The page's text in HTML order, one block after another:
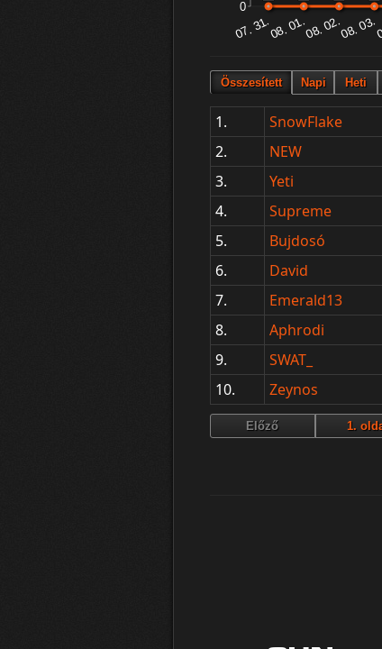
1. SnowFlake
2.
NEW
3.
Yeti
4.
Supreme
5.
Bujdosó
6.
David
7.
Emerald13
8.
Aphrodi
9.
SWAT_
10.
Zeynos